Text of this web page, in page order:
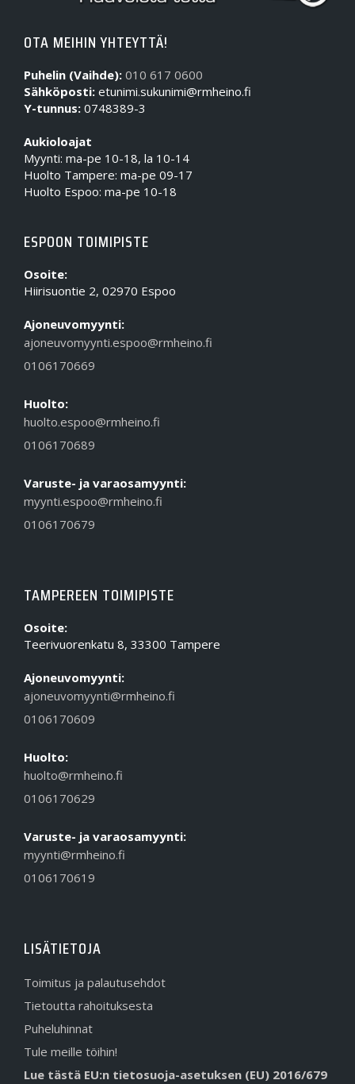
OTA MEIHIN YHTEYTTÄ!
Puhelin (Vaihde): 010 617 0600
Sähköposti: etunimi.sukunimi@rmheino.fi
Y-tunnus: 0748389-3
Aukioloajat
Myynti: ma-pe 10-18, la 10-14
Huolto Tampere: ma-pe 09-17
Huolto Espoo: ma-pe 10-18
ESPOON TOIMIPISTE
Osoite:
Hiirisuontie 2, 02970 Espoo
Ajoneuvomyynti:
ajoneuvomyynti.espoo@rmheino.fi
0106170669
Huolto:
huolto.espoo@rmheino.fi
0106170689
Varuste- ja varaosamyynti:
myynti.espoo@rmheino.fi
0106170679
TAMPEREEN TOIMIPISTE
Osoite:
Teerivuorenkatu 8, 33300 Tampere
Ajoneuvomyynti:
ajoneuvomyynti@rmheino.fi
0106170609
Huolto:
huolto@rmheino.fi
0106170629
Varuste- ja varaosamyynti:
myynti@rmheino.fi
0106170619
LISÄTIETOJA
Toimitus ja palautusehdot
Tietoutta rahoituksesta
Puheluhinnat
Tule meille töihin!
Lue tästä EU:n tietosuoja-asetuksen (EU) 2016/679